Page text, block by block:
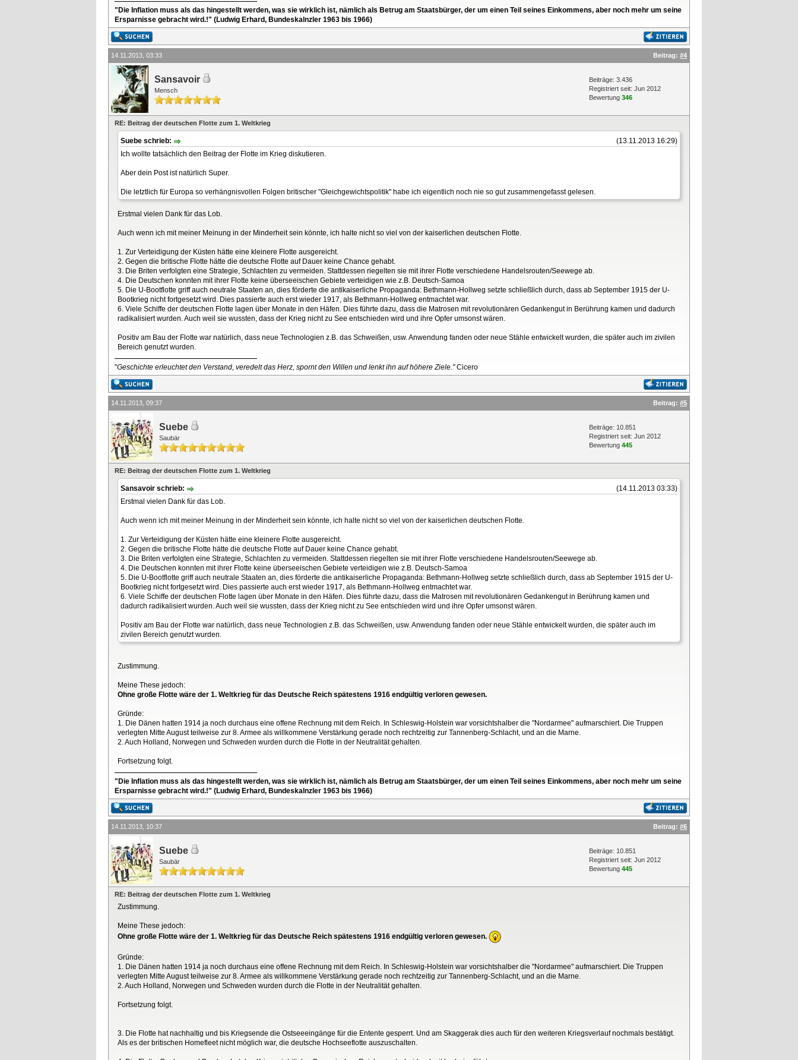
"Die Inflation muss als das hingestellt werden, was sie wirklich ist, nämlich als Betrug am Staatsbürger, der um einen Teil seines Einkommens, aber noch mehr um seine
Ersparnisse gebracht wird.!" (Ludwig Erhard, Bundeskalnzler 1963 bis 1966)
14.11.2013, 03:33 Beitrag: #4
Sansavoir
Mensch
Beiträge: 3.436
Registriert seit: Jun 2012
Bewertung 346
RE: Beitrag der deutschen Flotte zum 1. Weltkrieg
(13.11.2013 16:29)
Suebe schrieb:
Ich wollte tatsächlich den Beitrag der Flotte im Krieg diskutieren.
Aber dein Post ist natürlich Super.
Die letztlich für Europa so verhängnisvollen Folgen britischer "Gleichgewichtspolitik" habe ich eigentlich noch nie so gut zusammengefasst gelesen.
Erstmal vielen Dank für das Lob.
Auch wenn ich mit meiner Meinung in der Minderheit sein könnte, ich halte nicht so viel von der kaiserlichen deutschen Flotte.
1. Zur Verteidigung der Küsten hätte eine kleinere Flotte ausgereicht.
2. Gegen die britische Flotte hätte die deutsche Flotte auf Dauer keine Chance gehabt.
3. Die Briten verfolgten eine Strategie, Schlachten zu vermeiden. Stattdessen riegelten sie mit ihrer Flotte verschiedene Handelsrouten/Seewege ab.
4. Die Deutschen konnten mit ihrer Flotte keine überseeischen Gebiete verteidigen wie z.B. Deutsch-Samoa
5. Die U-Bootflotte griff auch neutrale Staaten an, dies förderte die antikaiserliche Propaganda: Bethmann-Hollweg setzte schließlich durch, dass ab September 1915 der U-
Bootkrieg nicht fortgesetzt wird. Dies passierte auch erst wieder 1917, als Bethmann-Hollweg entmachtet war.
6. Viele Schiffe der deutschen Flotte lagen über Monate in den Häfen. Dies führte dazu, dass die Matrosen mit revolutionären Gedankengut in Berührung kamen und dadurch
radikalisiert wurden. Auch weil sie wussten, dass der Krieg nicht zu See entschieden wird und ihre Opfer umsonst wären.
Positiv am Bau der Flotte war natürlich, dass neue Technologien z.B. das Schweißen, usw. Anwendung fanden oder neue Stähle entwickelt wurden, die später auch im zivilen
Bereich genutzt wurden.
"Geschichte erleuchtet den Verstand, veredelt das Herz, spornt den Willen und lenkt ihn auf höhere Ziele."Cicero
14.11.2013, 09:37 Beitrag: #5
Suebe
Saubär
Beiträge: 10.851
Registriert seit: Jun 2012
Bewertung 445
RE: Beitrag der deutschen Flotte zum 1. Weltkrieg
(14.11.2013 03:33)
Sansavoir schrieb:
Erstmal vielen Dank für das Lob.
Auch wenn ich mit meiner Meinung in der Minderheit sein könnte, ich halte nicht so viel von der kaiserlichen deutschen Flotte.
1. Zur Verteidigung der Küsten hätte eine kleinere Flotte ausgereicht.
2. Gegen die britische Flotte hätte die deutsche Flotte auf Dauer keine Chance gehabt.
3. Die Briten verfolgten eine Strategie, Schlachten zu vermeiden. Stattdessen riegelten sie mit ihrer Flotte verschiedene Handelsrouten/Seewege ab.
4. Die Deutschen konnten mit ihrer Flotte keine überseeischen Gebiete verteidigen wie z.B. Deutsch-Samoa
5. Die U-Bootflotte griff auch neutrale Staaten an, dies förderte die antikaiserliche Propaganda: Bethmann-Hollweg setzte schließlich durch, dass ab September 1915 der U-
Bootkrieg nicht fortgesetzt wird. Dies passierte auch erst wieder 1917, als Bethmann-Hollweg entmachtet war.
6. Viele Schiffe der deutschen Flotte lagen über Monate in den Häfen. Dies führte dazu, dass die Matrosen mit revolutionären Gedankengut in Berührung kamen und
dadurch radikalisiert wurden. Auch weil sie wussten, dass der Krieg nicht zu See entschieden wird und ihre Opfer umsonst wären.
Positiv am Bau der Flotte war natürlich, dass neue Technologien z.B. das Schweißen, usw. Anwendung fanden oder neue Stähle entwickelt wurden, die später auch im
zivilen Bereich genutzt wurden.
Zustimmung.
Meine These jedoch:
Ohne große Flotte wäre der 1. Weltkrieg für das Deutsche Reich spätestens 1916 endgültig verloren gewesen.
Gründe:
1. Die Dänen hatten 1914 ja noch durchaus eine offene Rechnung mit dem Reich. In Schleswig-Holstein war vorsichtshalber die "Nordarmee" aufmarschiert. Die Truppen
verlegten Mitte August teilweise zur 8. Armee als willkommene Verstärkung gerade noch rechtzeitig zur Tannenberg-Schlacht, und an die Marne.
2. Auch Holland, Norwegen und Schweden wurden durch die Flotte in der Neutralität gehalten.
Fortsetzung folgt.
"Die Inflation muss als das hingestellt werden, was sie wirklich ist, nämlich als Betrug am Staatsbürger, der um einen Teil seines Einkommens, aber noch mehr um seine
Ersparnisse gebracht wird.!" (Ludwig Erhard, Bundeskalnzler 1963 bis 1966)
14.11.2013, 10:37 Beitrag: #6
Suebe
Saubär
Beiträge: 10.851
Registriert seit: Jun 2012
Bewertung 445
RE: Beitrag der deutschen Flotte zum 1. Weltkrieg
Zustimmung.
Meine These jedoch:
Ohne große Flotte wäre der 1. Weltkrieg für das Deutsche Reich spätestens 1916 endgültig verloren gewesen.
Gründe:
1. Die Dänen hatten 1914 ja noch durchaus eine offene Rechnung mit dem Reich. In Schleswig-Holstein war vorsichtshalber die "Nordarmee" aufmarschiert. Die Truppen
verlegten Mitte August teilweise zur 8. Armee als willkommene Verstärkung gerade noch rechtzeitig zur Tannenberg-Schlacht, und an die Marne.
2. Auch Holland, Norwegen und Schweden wurden durch die Flotte in der Neutralität gehalten.
Fortsetzung folgt.
3. Die Flotte hat nachhaltig und bis Kriegsende die Ostseeeingänge für die Entente gesperrt. Und am Skaggerak dies auch für den weiteren Kriegsverlauf nochmals bestätigt.
Als es der britischen Homefleet nicht möglich war, die deutsche Hochseeflotte auszuschalten.